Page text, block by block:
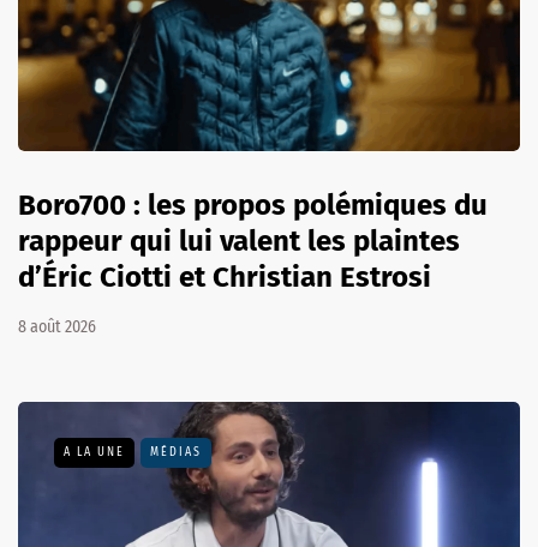
Boro700 : les propos polémiques du
rappeur qui lui valent les plaintes
d’Éric Ciotti et Christian Estrosi
8 août 2026
A LA UNE MÉDIAS